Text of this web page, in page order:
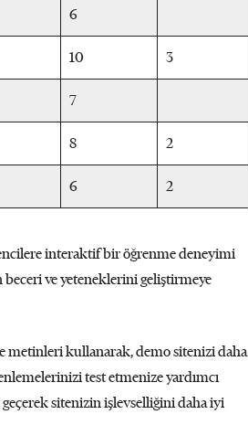
6
10 3
7
8 2
6 2
interaktif bir öğrenme deneyimi
ve yeteneklerini geliştirmeye
metinleri kullanarak, demo sitenizi daha
test etmenize yardımcı
sitenizin işlevselliğini daha iyi